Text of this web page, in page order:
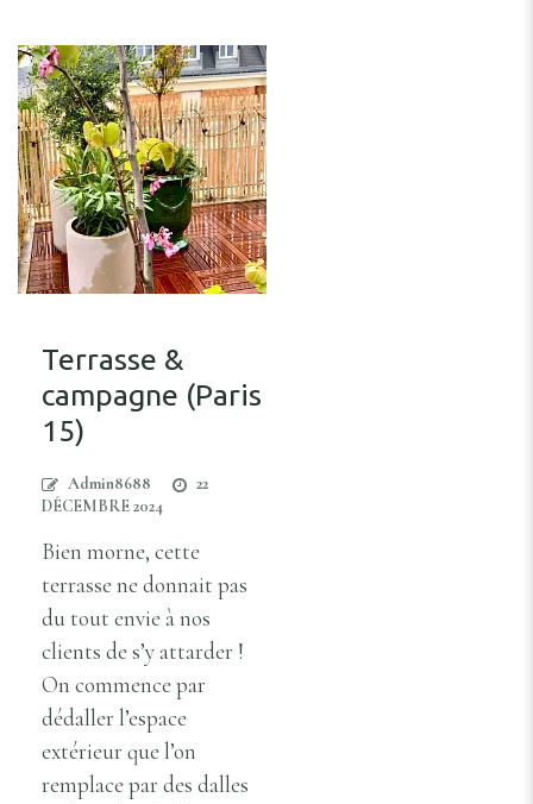
Terrasse &
campagne (Paris
15)
Admin8688
22
DÉCEMBRE 2024
Bien morne, cette
terrasse ne donnait pas
du tout envie à nos
clients de s’y attarder !
On commence par
dédaller l’espace
extérieur que l’on
remplace par des dalles